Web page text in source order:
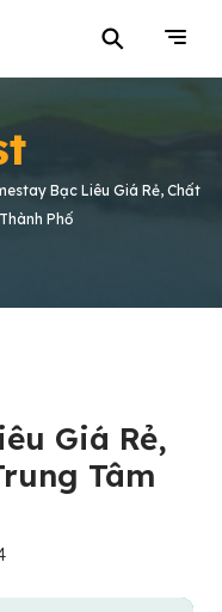
⚲
Bạc Liêu Giá Rẻ, Chất
Phố
Giá Rẻ,
Tâm